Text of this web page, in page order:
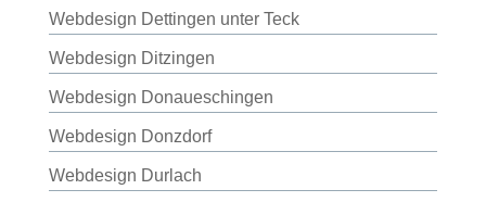
Webdesign Dettingen unter Teck
Webdesign Ditzingen
Webdesign Donaueschingen
Webdesign Donzdorf
Webdesign Durlach